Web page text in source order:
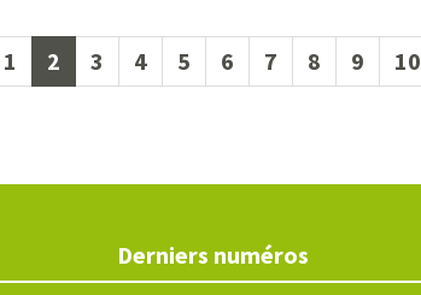
1 2 (current)
3 4 5 6 7 8 9 10
Derniers numéros